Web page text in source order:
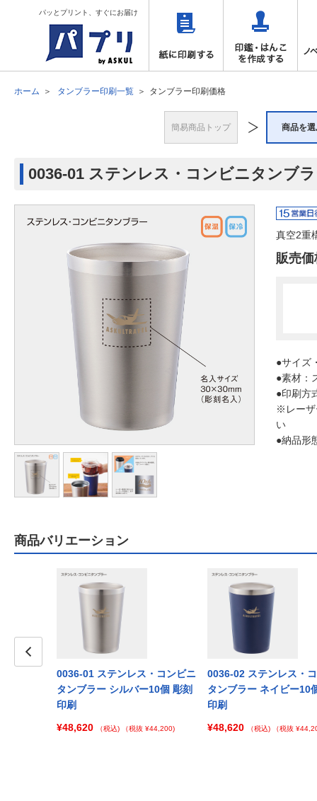
パッとプリント、すぐにお届け
ホーム タンブラー印刷一覧 タンブラー印刷価格
簡易商品トップ 商品を
0036-01 ステンレス・コンビニタンブ
真空2重
販売価
●サイズ
●素材：
●印刷方
※レーザ
い
●納品形
商品バリエーション
0036-01 ステンレス・コンビニ
タンブラー シルバー10個 彫刻
印刷
¥48,620
（税込) （税抜 ¥44,200)
0036-02 ステンレス・
タンブラー ネイビー10
印刷
¥48,620
（税込) （税抜